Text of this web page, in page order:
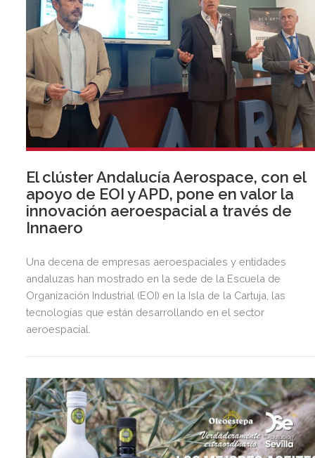
El clúster Andalucía Aerospace, con el
apoyo de EOI y APD, pone en valor la
innovación aeroespacial a través de
Innaero
Una decena de empresas aeroespaciales y entidades
andaluzas han mostrado en la sede de la Escuela de
Organización Industrial (EOI) en la Isla de la Cartuja, las
tecnologías que están desarrollando en el sector
aeroespacial.